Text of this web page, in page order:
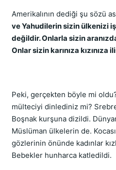
Amerikalının dediği şu sözü
ve Yahudilerin sizin ülkenizi
değildir. Onlarla sizin
Onlar sizin karınıza kızınıza
Peki, gerçekten böyle mi
mülteciyi dinlediniz mi?
Boşnak kurşuna dizildi.
Müslüman ülkelerin de.
gözlerinin önünde kadınlar
Bebekler hunharca katledildi.